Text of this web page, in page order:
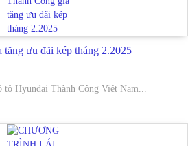
ưu đãi kép tháng 2.2025
tô Hyundai Thành Công Việt Nam...